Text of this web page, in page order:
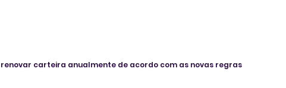
carteira anualmente de acordo com as novas regras